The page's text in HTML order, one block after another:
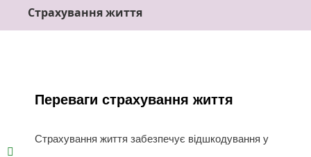
Страхування життя
Переваги страхування життя
Страхування життя забезпечує відшкодування у